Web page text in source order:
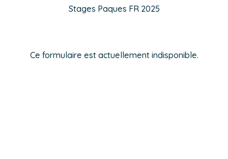
Stages Paques FR 2025
Ce formulaire est actuellement indisponible.